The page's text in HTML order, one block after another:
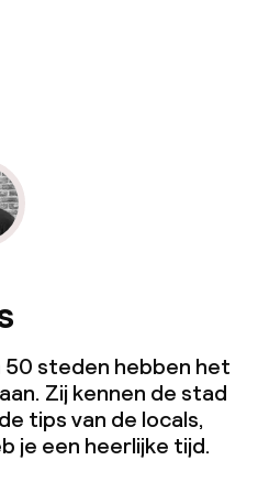
50 steden hebben het
Zij kennen de stad
tips van de locals,
je een heerlijke tijd.